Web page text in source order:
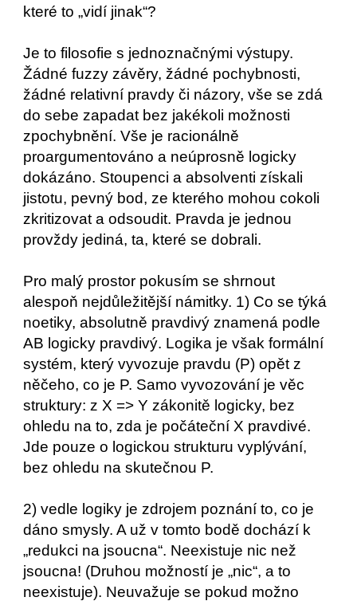
které to „vidí jinak“?
Je to filosofie s jednoznačnými výstupy.
Žádné fuzzy závěry, žádné pochybnosti,
žádné relativní pravdy či názory, vše se zdá
do sebe zapadat bez jakékoli možnosti
zpochybnění. Vše je racionálně
proargumentováno a neúprosně logicky
dokázáno. Stoupenci a absolventi získali
jistotu, pevný bod, ze kterého mohou cokoli
zkritizovat a odsoudit. Pravda je jednou
provždy jediná, ta, které se dobrali.
Pro malý prostor pokusím se shrnout
alespoň nejdůležitější námitky. 1) Co se týká
noetiky, absolutně pravdivý znamená podle
AB logicky pravdivý. Logika je však formální
systém, který vyvozuje pravdu (P) opět z
něčeho, co je P. Samo vyvozování je věc
struktury: z X => Y zákonitě logicky, bez
ohledu na to, zda je počáteční X pravdivé.
Jde pouze o logickou strukturu vyplývání,
bez ohledu na skutečnou P.
2) vedle logiky je zdrojem poznání to, co je
dáno smysly. A už v tomto bodě dochází k
„redukci na jsoucna“. Neexistuje nic než
jsoucna! (Druhou možností je „nic“, a to
neexistuje). Neuvažuje se pokud možno